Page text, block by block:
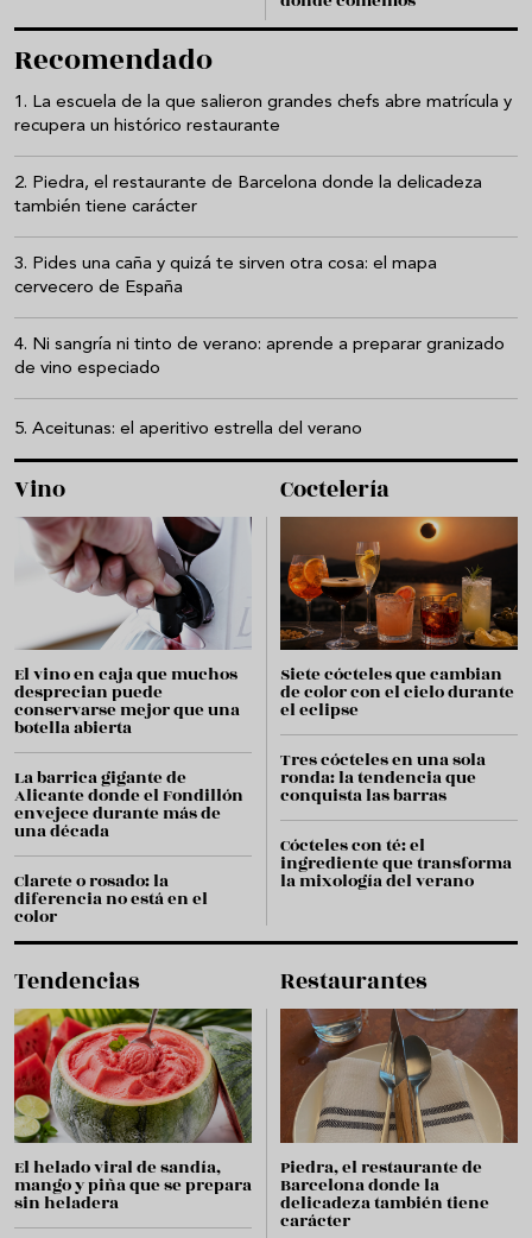
Recomendado
La escuela de la que salieron grandes chefs abre matrícula y
recupera un histórico restaurante
Piedra, el restaurante de Barcelona donde la delicadeza
también tiene carácter
Pides una caña y quizá te sirven otra cosa: el mapa
cervecero de España
Ni sangría ni tinto de verano: aprende a preparar granizado
de vino especiado
Aceitunas: el aperitivo estrella del verano
Vino
El vino en caja que muchos
desprecian puede
conservarse mejor que una
botella abierta
La barrica gigante de
Alicante donde el Fondillón
envejece durante más de
una década
Clarete o rosado: la
diferencia no está en el
color
Coctelería
Siete cócteles que cambian
de color con el cielo durante
el eclipse
Tres cócteles en una sola
ronda: la tendencia que
conquista las barras
Cócteles con té: el
ingrediente que transforma
la mixología del verano
Tendencias
El helado viral de sandía,
mango y piña que se prepara
sin heladera
Restaurantes
Piedra, el restaurante de
Barcelona donde la
delicadeza también tiene
carácter